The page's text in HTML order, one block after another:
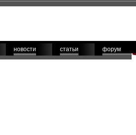
новости статьи форум